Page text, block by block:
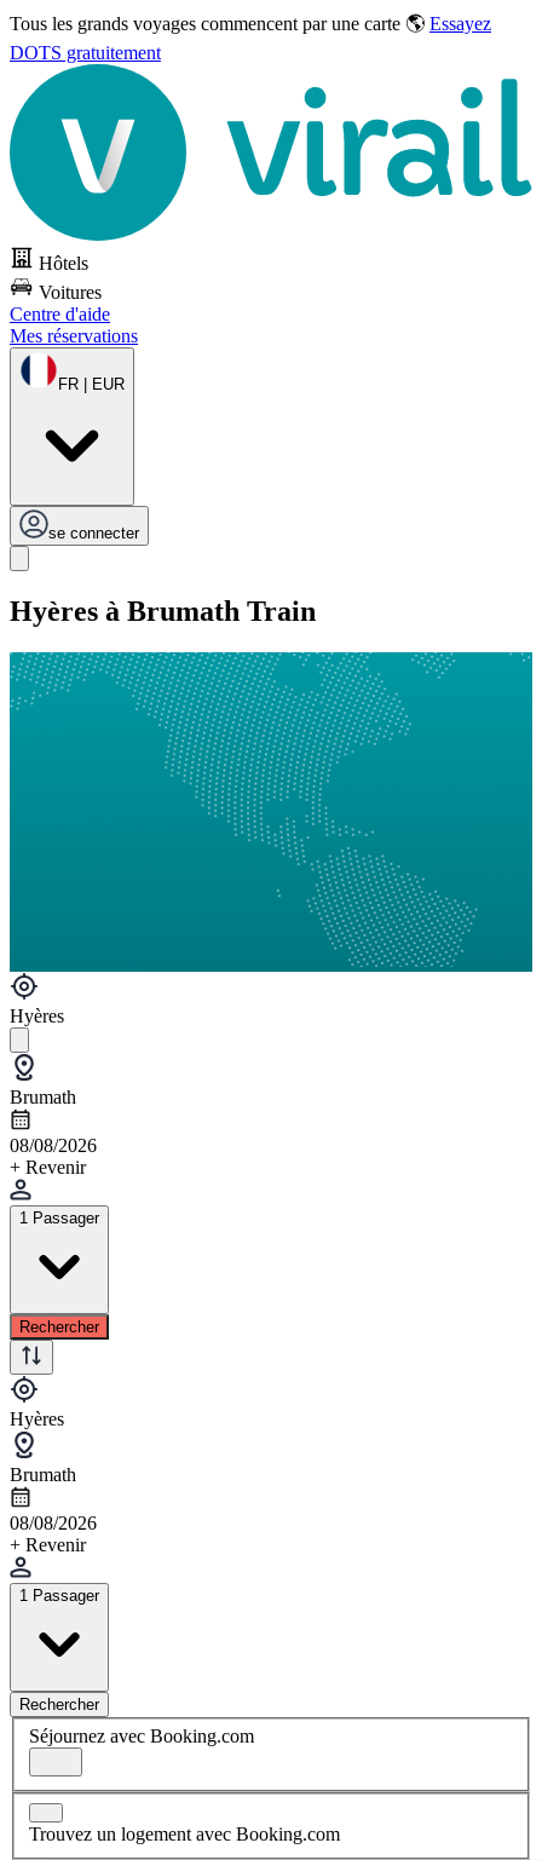
Tous les grands voyages commencent par une carte 🌎 Essayez
DOTS gratuitement
Hôtels
Voitures
Centre d'aide
Mes réservations
FR | EUR
se connecter
Hyères à Brumath Train
Hyères
Brumath
08/08/2026
+ Revenir
1 Passager
Rechercher
Hyères
Brumath
08/08/2026
+ Revenir
1 Passager
Rechercher
Séjournez avec Booking.com
Trouvez un logement avec Booking.com